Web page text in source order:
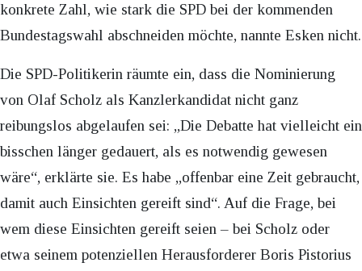
konkrete Zahl, wie stark die SPD bei der kommenden
Bundestagswahl abschneiden möchte, nannte Esken nicht.
Die SPD-Politikerin räumte ein, dass die Nominierung
von Olaf Scholz als Kanzlerkandidat nicht ganz
reibungslos abgelaufen sei: „Die Debatte hat vielleicht ein
bisschen länger gedauert, als es notwendig gewesen
wäre“, erklärte sie. Es habe „offenbar eine Zeit gebraucht,
damit auch Einsichten gereift sind“. Auf die Frage, bei
wem diese Einsichten gereift seien – bei Scholz oder
etwa seinem potenziellen Herausforderer Boris Pistorius